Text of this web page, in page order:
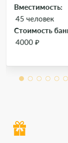
Вместимость:
45 человек
Стоимость
4000 ₽